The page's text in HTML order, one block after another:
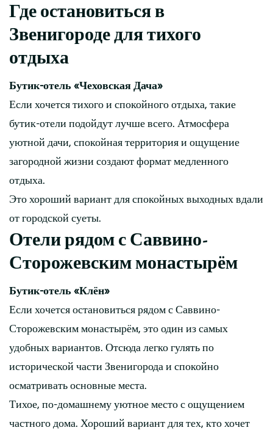
Где остановиться в
Звенигороде для тихого
отдыха
Бутик-отель «Чеховская Дача»
Если хочется тихого и спокойного отдыха, такие
бутик-отели подойдут лучше всего. Атмосфера
уютной дачи, спокойная территория и ощущение
загородной жизни создают формат медленного
отдыха.
Это хороший вариант для спокойных выходных вдали
от городской суеты.
Отели рядом с Саввино-
Сторожевским монастырём
Бутик-отель «Клён»
Если хочется остановиться рядом с Саввино-
Сторожевским монастырём, это один из самых
удобных вариантов. Отсюда легко гулять по
исторической части Звенигорода и спокойно
осматривать основные места.
Тихое, по-домашнему уютное место с ощущением
частного дома. Хороший вариант для тех, кто хочет